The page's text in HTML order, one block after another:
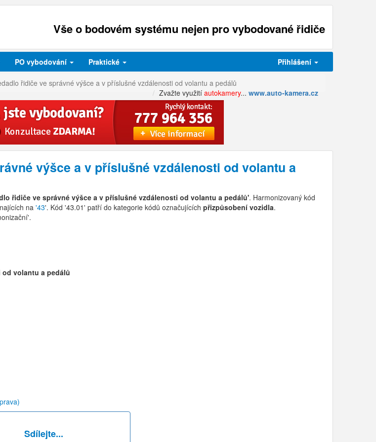
Vše o bodovém systému nejen pro vybodované řidiče
PO vybodování Praktické Přihlášení
řidiče ve správné výšce a v příslušné vzdálenosti od volantu a pedálů
Zvažte využití autokamery... www.auto-kamera.cz
výšce a v příslušné vzdálenosti od volantu a
řidiče ve správné výšce a v příslušné vzdálenosti od volantu a pedálů'. Harmonizovaný kód
na'43'. Kód '43.01' patří do kategorie kódů označujících přizpůsobení vozidla.
volantu a pedálů
Sdílejte...